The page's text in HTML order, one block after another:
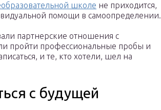
школе не приходится,
помощи в самоопределении.
партнерские отношения с
пройти профессиональные пробы и
и те, кто хотели, шел на
с будущей